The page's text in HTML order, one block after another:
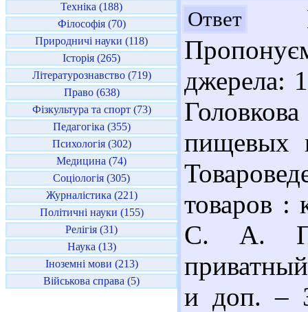
Техніка (188)
Філософія (70)
Природничі науки (118)
Історія (265)
Літературознавство (719)
Право (638)
Фізкультура та спорт (73)
Педагогіка (355)
Психологія (302)
Медицина (74)
Соціологія (305)
Журналістика (221)
Політичні науки (155)
Релігія (31)
Наука (13)
Іноземні мови (213)
Військова справа (5)
Ответ
джерела:
пищевых
товаров :
С. А.
и доп. –